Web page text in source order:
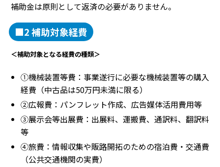
補助金は原則として返済の必要がありません。
■2 補助対象経費
＜補助対象となる経費の種類＞
①機械装置等費：事業遂行に必要な機械装置等の購入
経費（中古品は50万円未満に限る）
②広報費：パンフレット作成、広告媒体活用費用等
③展示会等出展費：出展料、運搬費、通訳料、翻訳料
等
④旅費：情報収集や販路開拓のための宿泊費・交通費
（公共交通機関の実費）